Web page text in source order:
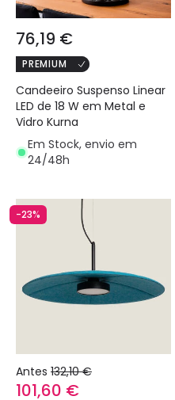
76,19 €
PREMIUM
Candeeiro Suspenso Linear
LED de 18 W em Metal e
Vidro Kurna
Em Stock, envio em
24/48h
-23%
Antes 132,10 €
101,60 €